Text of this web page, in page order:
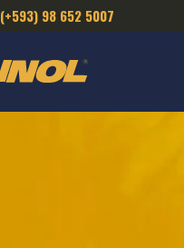
(+593) 98 652 5007